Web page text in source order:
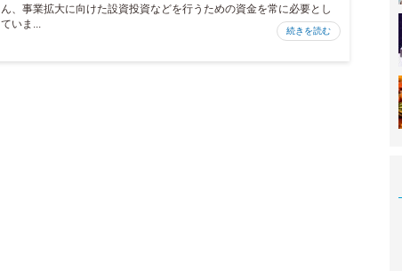
ん、事業拡大に向けた設資投資などを行うための資金を常に必要とし
ていま...
続きを読む